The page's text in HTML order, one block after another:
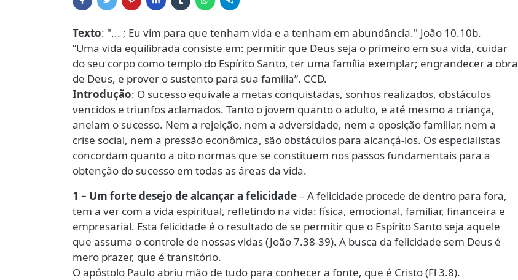
Texto: "... ; Eu vim para que tenham vida e a tenham em abundância." João 10.10b.
“Uma vida equilibrada consiste em: permitir que Deus seja o primeiro em sua vida, cuidar
do seu corpo como templo do Espírito Santo, ter uma família exemplar; engrandecer a obra
de Deus, e prover o sustento para sua família”. CCD.
Introdução: O sucesso equivale a metas conquistadas, sonhos realizados, obstáculos
vencidos e triunfos aclamados. Tanto o jovem quanto o adulto, e até mesmo a criança,
anelam o sucesso. Nem a rejeição, nem a adversidade, nem a oposição familiar, nem a
crise social, nem a pressão econômica, são obstáculos para alcançá-los. Os especialistas
concordam quanto a oito normas que se constituem nos passos fundamentais para a
obtenção do sucesso em todas as áreas da vida.
1 – Um forte desejo de alcançar a felicidade– A felicidade procede de dentro para fora,
tem a ver com a vida espiritual, refletindo na vida: física, emocional, familiar, financeira e
empresarial. Esta felicidade é o resultado de se permitir que o Espírito Santo seja aquele
que assuma o controle de nossas vidas (João 7.38-39). A busca da felicidade sem Deus é
mero prazer, que é transitório.
O apóstolo Paulo abriu mão de tudo para conhecer a fonte, que é Cristo (Fl 3.8).